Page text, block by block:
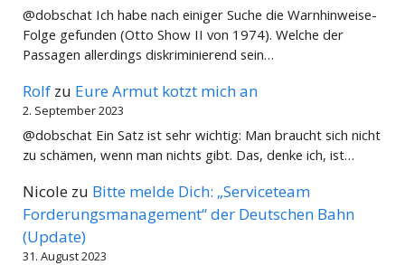
@dobschat Ich habe nach einiger Suche die Warnhinweise-
Folge gefunden (Otto Show II von 1974). Welche der
Passagen allerdings diskriminierend sein…
Rolf zu Eure Armut kotzt mich an
2. September 2023
@dobschat Ein Satz ist sehr wichtig: Man braucht sich nicht
zu schämen, wenn man nichts gibt. Das, denke ich, ist…
Nicole zu Bitte melde Dich: „Serviceteam
Forderungsmanagement“ der Deutschen Bahn
(Update)
31. August 2023